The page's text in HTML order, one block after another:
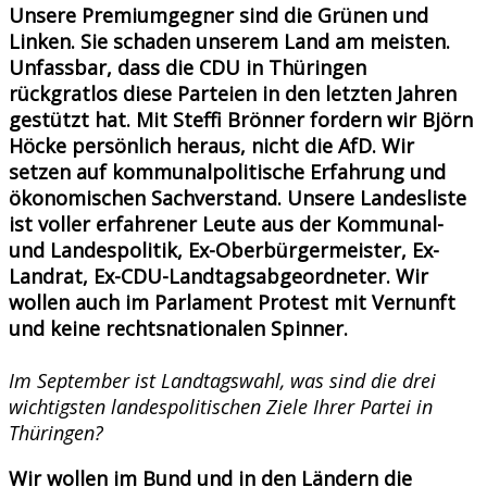
Unsere Premiumgegner sind die Grünen und
Linken. Sie schaden unserem Land am meisten.
Unfassbar, dass die CDU in Thüringen
rückgratlos diese Parteien in den letzten Jahren
gestützt hat. Mit Steffi Brönner fordern wir Björn
Höcke persönlich heraus, nicht die AfD. Wir
setzen auf kommunalpolitische Erfahrung und
ökonomischen Sachverstand. Unsere Landesliste
ist voller erfahrener Leute aus der Kommunal-
und Landespolitik, Ex-Oberbürgermeister, Ex-
Landrat, Ex-CDU-Landtagsabgeordneter. Wir
wollen auch im Parlament Protest mit Vernunft
und keine rechtsnationalen Spinner.
Im September ist Landtagswahl, was sind die drei
wichtigsten landespolitischen Ziele Ihrer Partei in
Thüringen?
Wir wollen im Bund und in den Ländern die